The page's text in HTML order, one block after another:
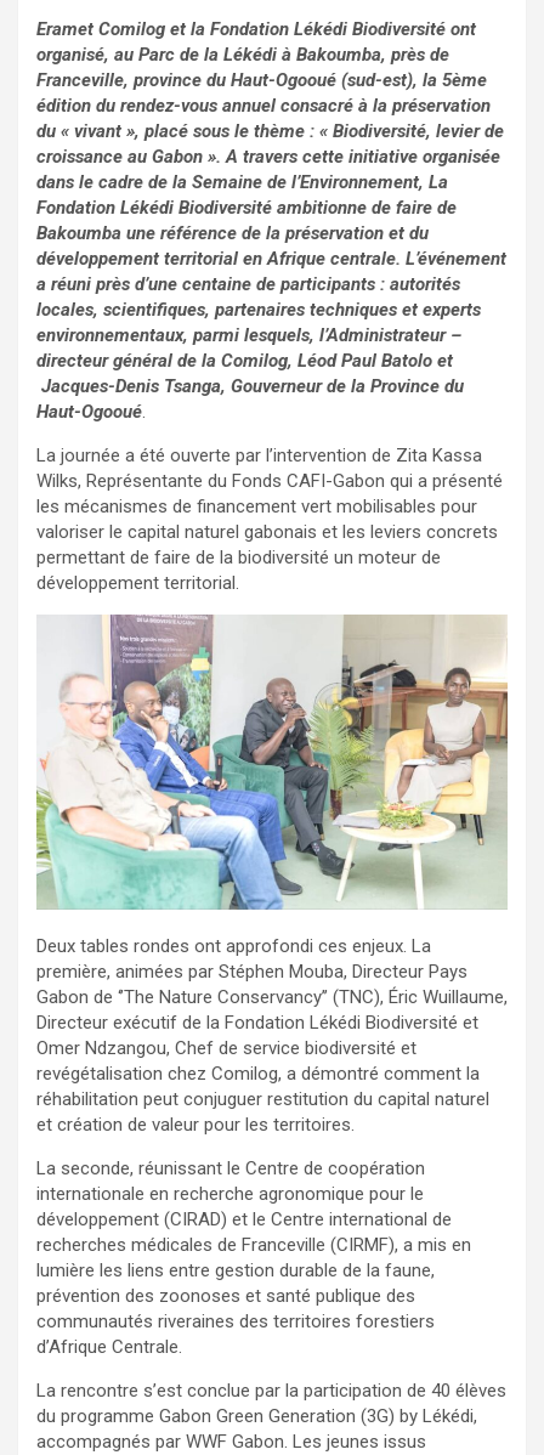
Eramet Comilog et la Fondation Lékédi Biodiversité ont
organisé, au Parc de la Lékédi à Bakoumba, près de
Franceville, province du Haut-Ogooué (sud-est), la 5ème
édition du rendez-vous annuel consacré à la préservation
du « vivant », placé sous le thème : « Biodiversité, levier de
croissance au Gabon ». A travers cette initiative organisée
dans le cadre de la Semaine de l’Environnement, La
Fondation Lékédi Biodiversité ambitionne de faire de
Bakoumba une référence de la préservation et du
développement territorial en Afrique centrale. L’événement
a réuni près d’une centaine de participants : autorités
locales, scientifiques, partenaires techniques et experts
environnementaux, parmi lesquels, l’Administrateur –
directeur général de la Comilog, Léod Paul Batolo et
Jacques-Denis Tsanga, Gouverneur de la Province du
Haut-Ogooué.
La journée a été ouverte par l’intervention de Zita Kassa
Wilks, Représentante du Fonds CAFI-Gabon qui a présenté
les mécanismes de financement vert mobilisables pour
valoriser le capital naturel gabonais et les leviers concrets
permettant de faire de la biodiversité un moteur de
développement territorial.
Deux tables rondes ont approfondi ces enjeux. La
première, animées par Stéphen Mouba, Directeur Pays
Gabon de ‘’The Nature Conservancy’’ (TNC), Éric Wuillaume,
Directeur exécutif de la Fondation Lékédi Biodiversité et
Omer Ndzangou, Chef de service biodiversité et
revégétalisation chez Comilog, a démontré comment la
réhabilitation peut conjuguer restitution du capital naturel
et création de valeur pour les territoires.
La seconde, réunissant le Centre de coopération
internationale en recherche agronomique pour le
développement (CIRAD) et le Centre international de
recherches médicales de Franceville (CIRMF), a mis en
lumière les liens entre gestion durable de la faune,
prévention des zoonoses et santé publique des
communautés riveraines des territoires forestiers
d’Afrique Centrale.
La rencontre s’est conclue par la participation de 40 élèves
du programme Gabon Green Generation (3G) by Lékédi,
accompagnés par WWF Gabon. Les jeunes issus